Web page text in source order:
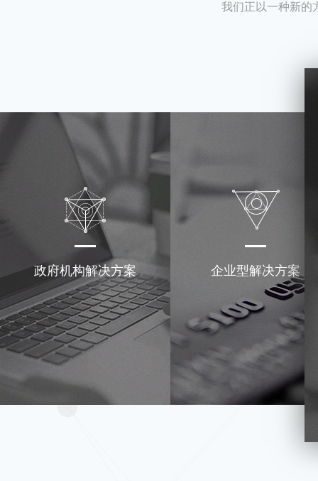
我们正以一种新的
政府机构解决方案 企业型解决方案